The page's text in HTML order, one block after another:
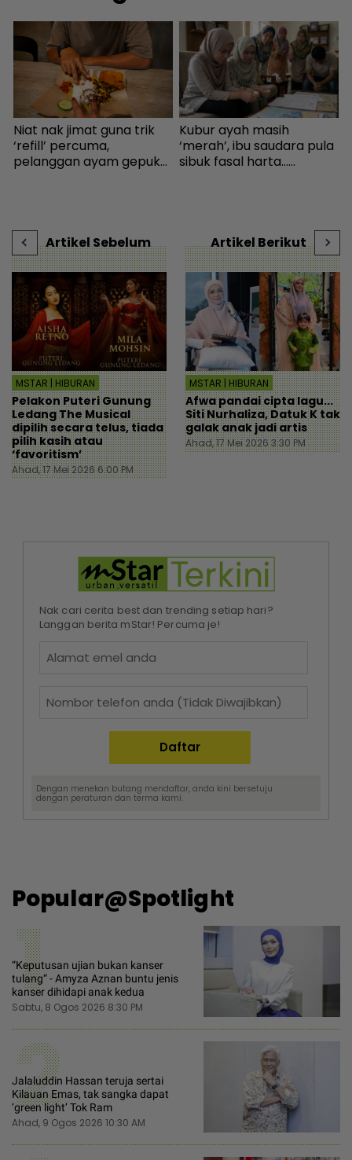
Niat nak jimat guna trik
‘refill’ percuma,
pelanggan ayam gepuk
Kubur ayah masih
‘merah’, ibu saudara pula
sibuk fasal harta...
Artikel Sebelum
MSTAR | HIBURAN
Pelakon Puteri Gunung
Ledang The Musical
dipilih secara telus, tiada
pilih kasih atau
‘favoritism’
Ahad, 17 Mei 2026 6:00 PM
Artikel Berikut
MSTAR | HIBURAN
Afwa pandai cipta lagu...
Siti Nurhaliza, Datuk K tak
galak anak jadi artis
Ahad, 17 Mei 2026 3:30 PM
Nak cari cerita best dan trending setiap hari?
Langgan berita mStar! Percuma je!
Dengan menekan butang mendaftar, anda kini bersetuju
dengan peraturan dan terma kami.
Popular@Spotlight
1
“Keputusan ujian bukan kanser
tulang“ - Amyza Aznan buntu jenis
kanser dihidapi anak kedua
Sabtu, 8 Ogos 2026 8:30 PM
2
Jalaluddin Hassan teruja sertai
Kilauan Emas, tak sangka dapat
‘green light’ Tok Ram
Ahad, 9 Ogos 2026 10:30 AM